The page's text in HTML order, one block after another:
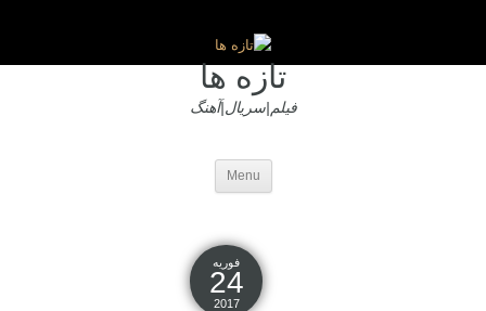
تازه ها
فیلم|سریال|آهنگ
Menu
فوریه
24
2017